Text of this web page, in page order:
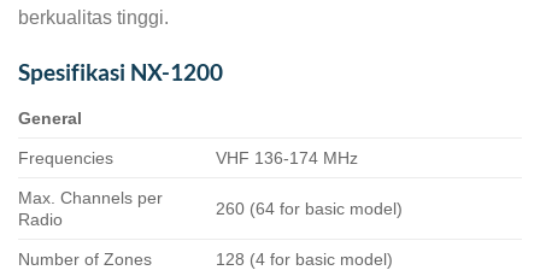
berkualitas tinggi.
Spesifikasi NX-1200
General
Frequencies VHF 136-174 MHz
Max. Channels per
Radio
260 (64 for basic model)
Number of Zones 128 (4 for basic model)